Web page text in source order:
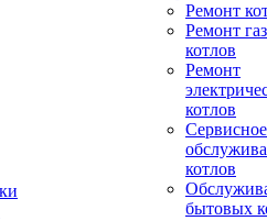
Ремонт
Ремонт
котлов
Ремонт
котлов
Сервисное
котлов
бытовых